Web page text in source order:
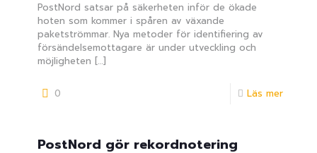
PostNord satsar på säkerheten inför de ökade
hoten som kommer i spåren av växande
paketströmmar. Nya metoder för identifiering av
försändelsemottagare är under utveckling och
möjligheten […]
0 Läs mer
PostNord gör rekordnotering